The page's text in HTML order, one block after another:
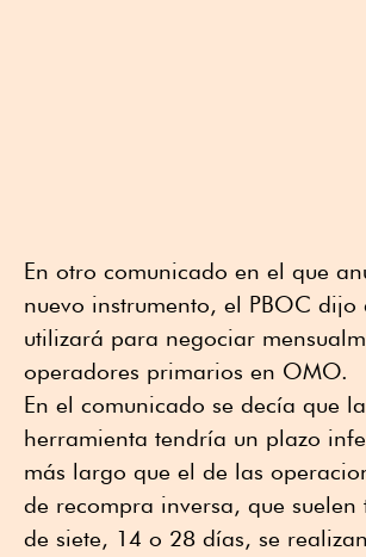
En otro comunicado en el que
nuevo instrumento, el PBOC dijo
utilizará para negociar
operadores primarios en OMO.
En el comunicado se decía que
herramienta tendría un plazo
más largo que el de las
de recompra inversa, que suelen
de siete, 14 o 28 días, se